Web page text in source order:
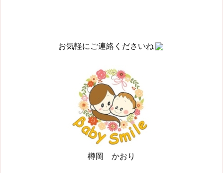
お気軽にご連絡くださいね
樽岡 かおり